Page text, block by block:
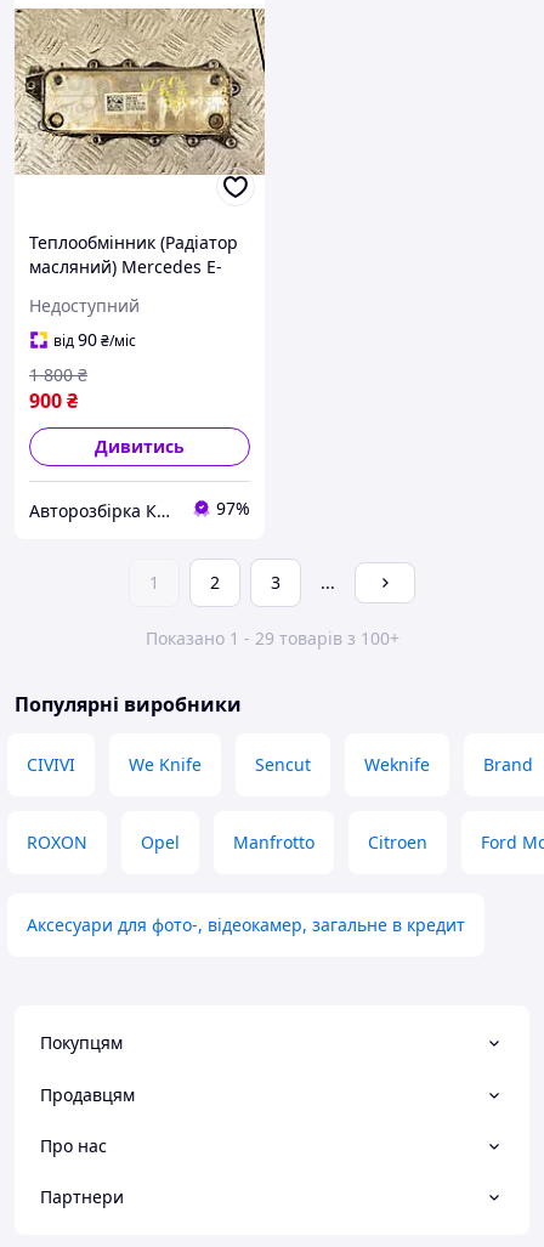
Теплообмінник (Радіатор
масляний) Mercedes E-
2016 A6421800165 292615
Недоступний
від90₴/міс
900₴
1 800 ₴
Дивитись
Авторозбірка Київ б/у автозапчастини 97%
1 2 3 ...
Показано 1 - 29 товарів з 100+
Популярні виробники
CIVIVI We Knife Sencut Weknife Brand
ROXON Opel Manfrotto Citroen Ford
Аксесуари для фото-, відеокамер, загальне в кредит
Покупцям
Продавцям
Про нас
Партнери